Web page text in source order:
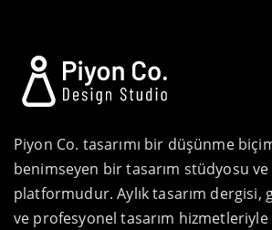
Piyon Co. tasarımı bir düşünme
benimseyen bir tasarım stüdyosu ve
platformudur. Aylık tasarım dergisi,
ve profesyonel tasarım hizmetleriyle